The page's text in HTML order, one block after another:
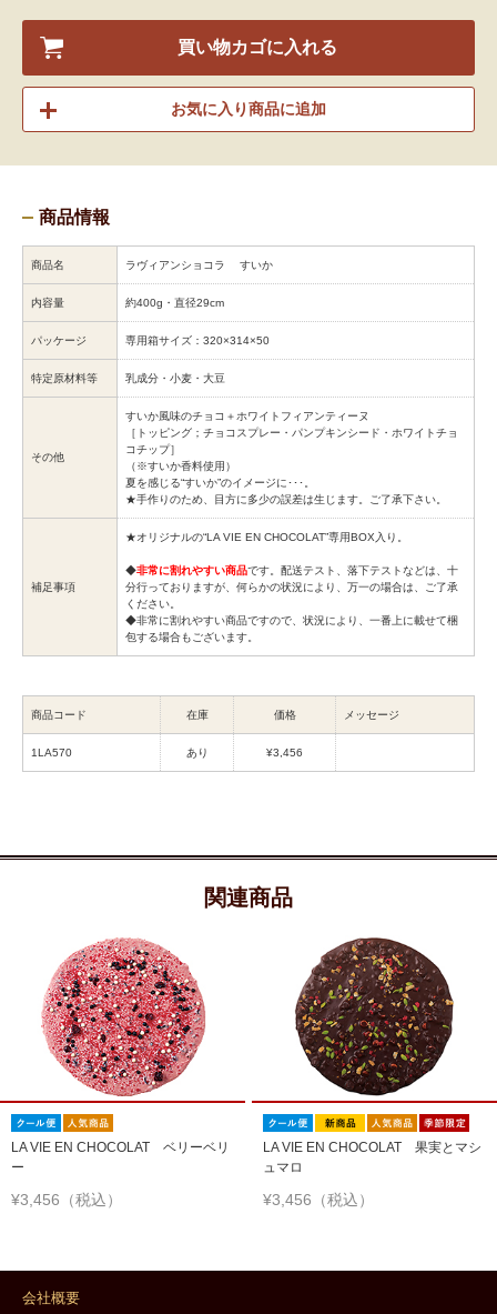
買い物カゴに入れる
お気に入り商品に追加
商品情報
商品名 ラヴィアンショコラ すいか
内容量 約400g・直径29cm
パッケージ 専用箱サイズ：320×314×50
特定原材料等 乳成分・小麦・大豆
その他
すいか風味のチョコ＋ホワイトフィアンティーヌ
［トッピング；チョコスプレー・パンプキンシード・ホワイトチョ
コチップ］
（※すいか香料使用）
夏を感じる“すいか”のイメージに･･･。
★手作りのため、目方に多少の誤差は生じます。ご了承下さい。
補足事項
★オリジナルの“LA VIE EN CHOCOLAT”専用BOX入り。
◆非常に割れやすい商品です。配送テスト、落下テストなどは、十
分行っておりますが、何らかの状況により、万一の場合は、ご了承
ください。
◆非常に割れやすい商品ですので、状況により、一番上に載せて梱
包する場合もございます。
商品コード 在庫 価格 メッセージ
1LA570 あり ¥3,456
関連商品
LA VIE EN CHOCOLAT ベリーベリ
ー
¥3,456（税込）
LA VIE EN CHOCOLAT 果実とマシ
ュマロ
¥3,456（税込）
会社概要